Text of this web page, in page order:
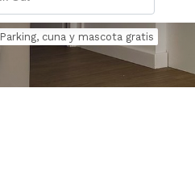
Parking, cuna y mascota gratis